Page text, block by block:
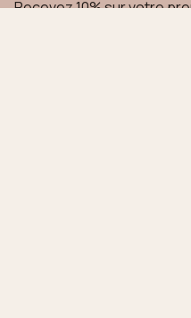
Recevez 10% sur votre